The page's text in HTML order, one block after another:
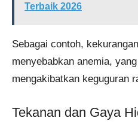
Terbaik 2026
Sebagai contoh,
menyebabkan anemia,
mengakibatkan keguguran
Tekanan dan Gaya